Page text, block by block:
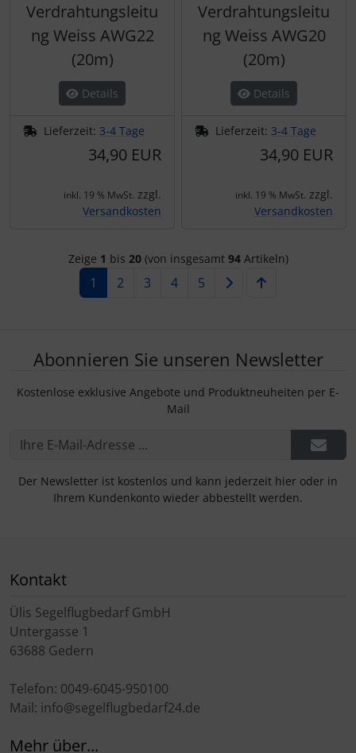
Verdrahtungsleitu
ng Weiss AWG22
(20m)
Details
Lieferzeit: 3-4 Tage
34,90 EUR
inkl. 19 % MwSt. zzgl.
Versandkosten
Verdrahtungsleitu
ng Weiss AWG20
(20m)
Details
Lieferzeit: 3-4 Tage
34,90 EUR
inkl. 19 % MwSt. zzgl.
Versandkosten
Zeige 1 bis 20(von insgesamt 94Artikeln)
1 2 3 4 5
Abonnieren Sie unseren Newsletter
Kostenlose exklusive Angebote und Produktneuheiten per E-
Mail
Der Newsletter ist kostenlos und kann jederzeit hier oder in
Ihrem Kundenkonto wieder abbestellt werden.
Kontakt
Ülis Segelflugbedarf GmbH
Untergasse 1
63688 Gedern
Telefon: 0049-6045-950100
Mail: info@segelflugbedarf24.de
Mehr über...